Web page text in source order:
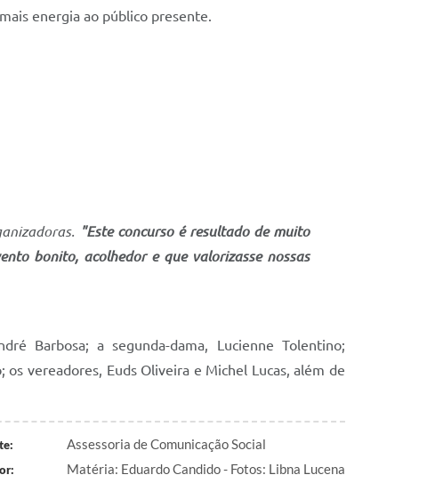
energia ao público presente.
"Este concurso é resultado de muito
bonito, acolhedor e que valorizasse nossas
Barbosa; a segunda-dama, Lucienne Tolentino;
vereadores, Euds Oliveira e Michel Lucas, além de
Assessoria de Comunicação Social
Matéria: Eduardo Candido - Fotos: Libna Lucena